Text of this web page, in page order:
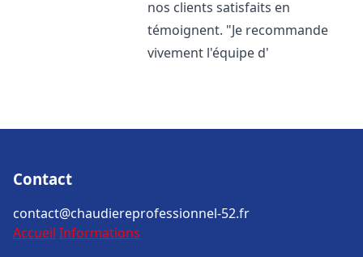
nos clients satisfaits en
témoignent. "Je recommande
vivement l'équipe d'
Contact
contact@chaudiereprofessionnel-52.fr
Accueil Informations